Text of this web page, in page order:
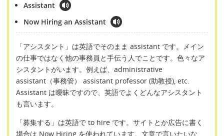
Assistant
Now Hiring an Assistant
「アシスタント」は英語でそのまま assistant です。メイン
の仕事ではなく他の事務員と手伝う人でことです。色々なア
シスタントがいます。例えば、administrative
assistant（事務管） assistant professor (助教授), etc.
Assistant は曖昧ですので、英語でよくどんなアシスタント
も言います。
「募集する」は英語で to hire です。サイトとか広告に書く
場合は Now Hiring を使われています。文章で言いたいな